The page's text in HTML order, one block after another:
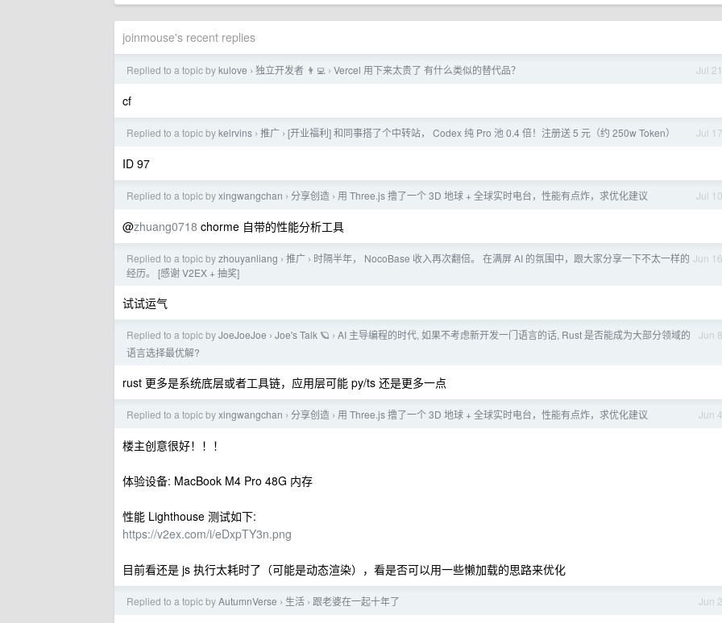
joinmouse's recent replies
Jul 21
Replied to a topic bykulove › 独立开发者 👨‍💻 › Vercel 用下来太贵了 有什么类似的替代品？
cf
Jul 17
Replied to a topic bykelrvins › 推广 › [开业福利] 和同事搭了个中转站， Codex 纯 Pro 池 0.4 倍！注册送 5 元（约 250w Token）
ID 97
Jul 10
Replied to a topic byxingwangchan › 分享创造 › 用 Three.js 撸了一个 3D 地球 + 全球实时电台，性能有点炸，求优化建议
@zhuang0718 chorme 自带的性能分析工具
Jun 16
Replied to a topic byzhouyanliang › 推广 › 时隔半年， NocoBase 收入再次翻倍。 在满屏 AI 的氛围中，跟大家分享一下不太一样的
经历。 [感谢 V2EX + 抽奖]
试试运气
Jun 8
Replied to a topic byJoeJoeJoe › Joe's Talk 🪐 › AI 主导编程的时代, 如果不考虑新开发一门语言的话, Rust 是否能成为大部分领域的
语言选择最优解?
rust 更多是系统底层或者工具链，应用层可能 py/ts 还是更多一点
Jun 4
Replied to a topic byxingwangchan › 分享创造 › 用 Three.js 撸了一个 3D 地球 + 全球实时电台，性能有点炸，求优化建议
楼主创意很好！！！
体验设备: MacBook M4 Pro 48G 内存
性能 Lighthouse 测试如下:
https://v2ex.com/i/eDxpTY3n.png
目前看还是 js 执行太耗时了（可能是动态渲染），看是否可以用一些懒加载的思路来优化
Jun 2
Replied to a topic byAutumnVerse › 生活 › 跟老婆在一起十年了